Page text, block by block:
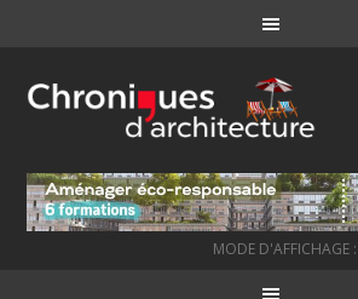
MODE D'AFFICHAGE :